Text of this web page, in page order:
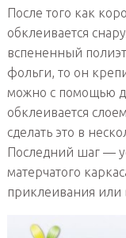
После того как
обклеивается
вспененный
фольги, то он
можно с помощью
обклеивается
сделать это в
Последний шаг —
матерчатого
приклеивания